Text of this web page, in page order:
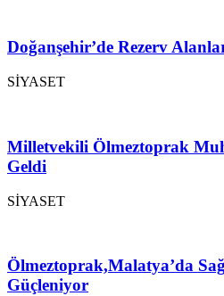
Doğanşehir’de Rezerv
SİYASET
Milletvekili Ölmeztoprak
Geldi
SİYASET
Ölmeztoprak,Malatya’da
Güçleniyor